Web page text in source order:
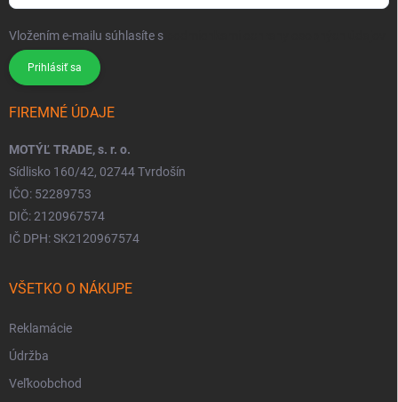
Vložením e-mailu súhlasíte s
Prihlásiť sa
FIREMNÉ ÚDAJE
MOTÝĽ TRADE, s. r. o.
Sídlisko 160/42, 02744 Tvrdošín
IČO: 52289753
DIČ: 2120967574
IČ DPH: SK2120967574
VŠETKO O NÁKUPE
Reklamácie
Údržba
Veľkoobchod